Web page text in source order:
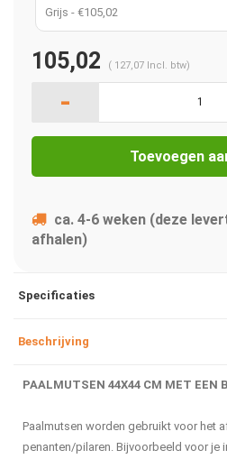
Grijs - €105,02
105,02 ( 127,07 Incl. btw)
-
Toevoegen
ca. 4-6 weken (deze
afhalen)
Specificaties
Beschrijving
PAALMUTSEN 44X44 CM MET EEN
Paalmutsen worden gebruikt voor het
penanten/pilaren. Bijvoorbeeld voor je